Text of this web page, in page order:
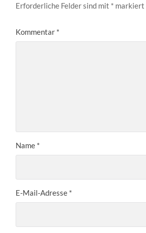
Erforderliche Felder sind mit * markiert
Kommentar *
Name *
E-Mail-Adresse *